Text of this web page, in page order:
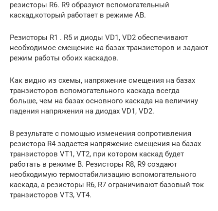
резисторы R6. R9 образуют вспомогательный
каскад,который работает в режиме АВ.
Резисторы R1 . R5 и диоды VD1, VD2 обеспечивают
необходимое смещение на базах транзисторов и задают
режим работы обоих каскадов.
Как видно из схемы, напряжение смещения на базах
транзисторов вспомогательного каскада всегда
больше, чем на базах основного каскада на величину
падения напряжения на диодах VD1, VD2.
В результате с помощью изменения сопротивления
резистора R4 задается напряжение смещения на базах
транзисторов VТ1, VТ2, при котором каскад будет
работать в режиме В. Резисторы R8, R9 создают
необходимую термостабилизацию вспомогательного
каскада, а резисторы R6, R7 ограничивают базовый ток
транзисторов VТ3, VТ4.